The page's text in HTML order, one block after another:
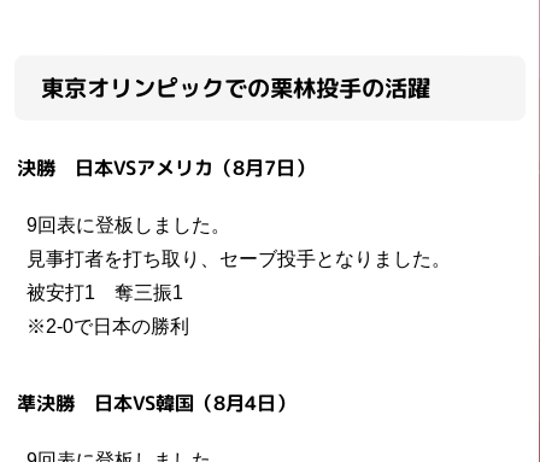
東京オリンピックでの栗林投手の活躍
決勝 日本VSアメリカ（8月7日）
9回表に登板しました。
見事打者を打ち取り、セーブ投手となりました。
被安打1 奪三振1
※2-0で日本の勝利
準決勝 日本VS韓国（8月4日）